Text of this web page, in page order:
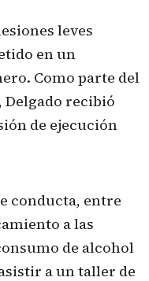
leves
en un
Como parte del
Delgado recibió
de ejecución
conducta, entre
a las
de alcohol
a un taller de